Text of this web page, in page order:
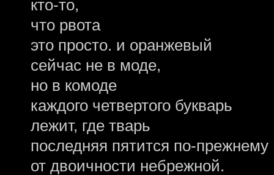
кто-то,
что рвота
это просто. и оранжевый
сейчас не в моде,
но в комоде
каждого четвертого букварь
лежит, где тварь
последняя пятится по-прежнему
от двоичности небрежной.